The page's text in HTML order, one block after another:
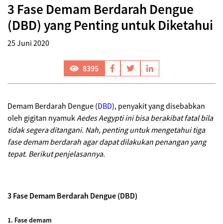
3 Fase Demam Berdarah Dengue
(DBD) yang Penting untuk Diketahui
25 Juni 2020
8395
Demam Berdarah Dengue (DBD), penyakit yang disebabkan
oleh gigitan nyamukAedes Aegypti ini bisa berakibat fatal bila
tidak segera ditangani. Nah, penting untuk mengetahui tiga
fase demam berdarah agar dapat dilakukan penangan yang
tepat. Berikut penjelasannya.
3 Fase Demam Berdarah Dengue (DBD)
1. Fase demam